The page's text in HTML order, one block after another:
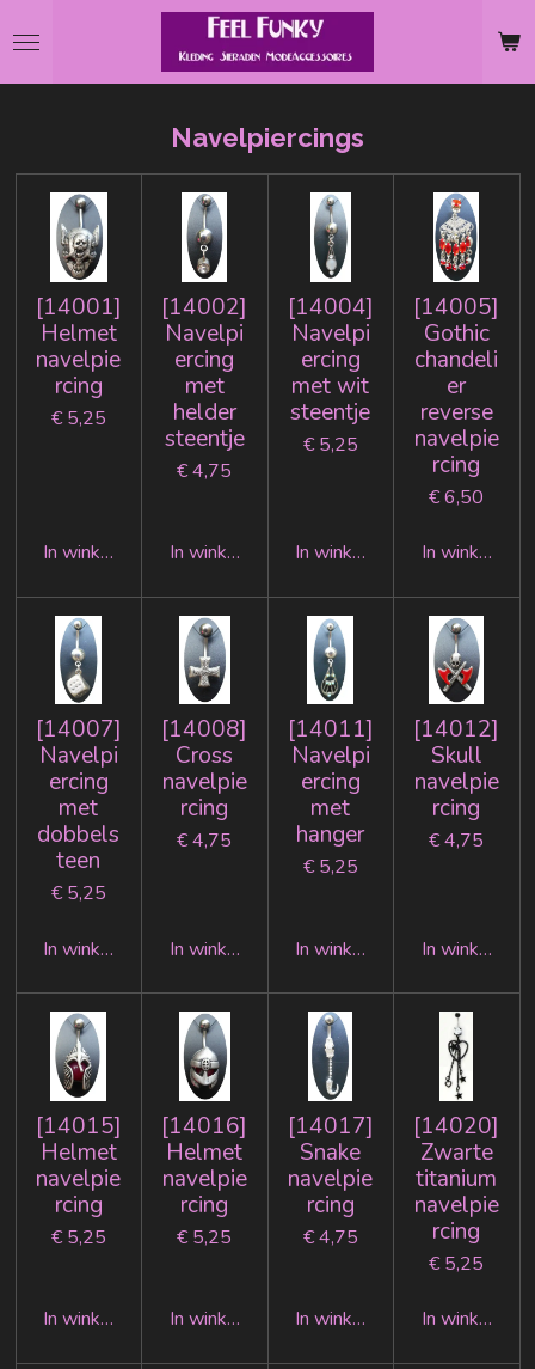
direct
naar
Navelpiercings
[14001]
Helmet
navelpie
rcing
€ 5,25
In winkelwagen
[14002]
Navelpi
ercing
met
helder
steentje
€ 4,75
In winkelwagen
[14004]
Navelpi
ercing
met wit
steentje
€ 5,25
In winkelwagen
[14005]
Gothic
chandeli
er
reverse
navelpie
rcing
€ 6,50
In
[14007]
Navelpi
ercing
met
dobbels
teen
€ 5,25
In winkelwagen
[14008]
Cross
navelpie
rcing
€ 4,75
In winkelwagen
[14011]
Navelpi
ercing
met
hanger
€ 5,25
In winkelwagen
[14012]
Skull
navelpie
rcing
€ 4,75
In
[14015]
Helmet
navelpie
rcing
€ 5,25
In winkelwagen
[14016]
Helmet
navelpie
rcing
€ 5,25
In winkelwagen
[14017]
Snake
navelpie
rcing
€ 4,75
In winkelwagen
[14020]
Zwarte
titanium
navelpie
rcing
€ 5,25
In